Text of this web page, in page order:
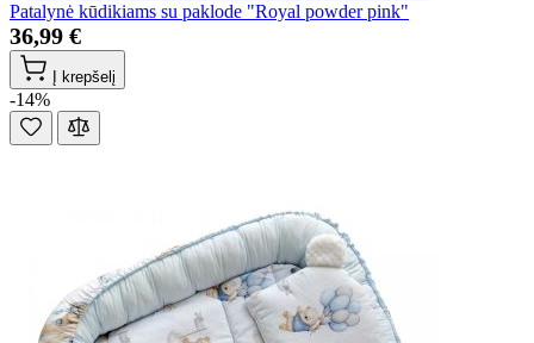
Patalynė kūdikiams su paklode "Royal powder pink"
36,99 €
Į krepšelį
-14%